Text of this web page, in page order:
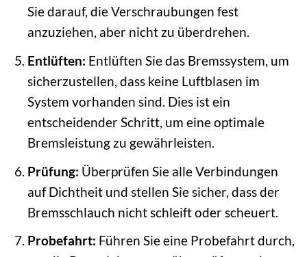
Sie darauf, die Verschraubungen fest
anzuziehen, aber nicht zu überdrehen.
Entlüften: Entlüften Sie das Bremssystem, um
sicherzustellen, dass keine Luftblasen im
System vorhanden sind. Dies ist ein
entscheidender Schritt, um eine optimale
Bremsleistung zu gewährleisten.
Prüfung: Überprüfen Sie alle Verbindungen
auf Dichtheit und stellen Sie sicher, dass der
Bremsschlauch nicht schleift oder scheuert.
Probefahrt: Führen Sie eine Probefahrt durch,